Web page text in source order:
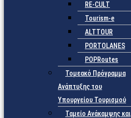
RE-CULT
Tourism-e
ALTTOUR
PORTOLANES
POPRoutes
Τομεακό Πρόγραμμα
Ανάπτυξης του
Υπουργείου Τουρισμού
Ταμείο Ανάκαμψης και